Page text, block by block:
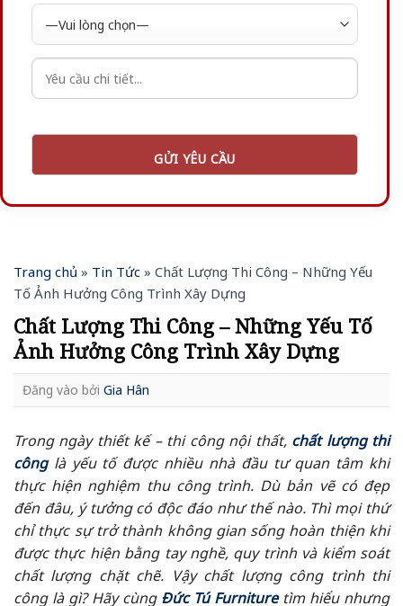
Trang chủ » Tin Tức » Chất Lượng Thi Công – Những Yếu
Tố Ảnh Hưởng Công Trình Xây Dựng
Chất Lượng Thi Công – Những Yếu Tố
Ảnh Hưởng Công Trình Xây Dựng
Đăng vào bởi Gia Hân
Trong ngày thiết kế – thi công nội thất, chất lượng thi
cônglà yếu tố được nhiều nhà đầu tư quan tâm khi
thực hiện nghiệm thu công trình. Dù bản vẽ có đẹp
đến đâu, ý tưởng có độc đáo như thế nào. Thì mọi thứ
chỉ thực sự trở thành không gian sống hoàn thiện khi
được thực hiện bằng tay nghề, quy trình và kiểm soát
chất lượng chặt chẽ. Vậy chất lượng công trình thi
công là gì? Hãy cùng Đức Tú Furnituretìm hiểu nhưng